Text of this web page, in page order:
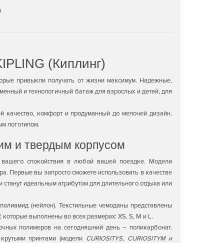
(Киплинг)
привыкли получать от жизни максимум. Надежные,
и технологичный багаж для взрослых и детей, для
качество, комфорт и продуманный до мелочей дизайн.
логотипом.
и твердым корпусом
спокойствия в любой вашей поездке. Модели
Первые вы запросто сможете использовать в качестве
идеальным атрибутом для длительного отдыха или
(нейлон). Текстильные чемоданы представлены
, которые выполнены во всех размерах: XS, S, M и L.
полимеров на сегодняшний день – поликарбонат.
принтами (модели CURIOSITYS, CURIOSITYM и